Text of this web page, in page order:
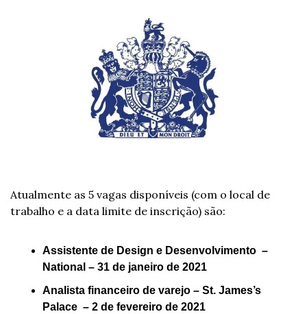
Atualmente as 5 vagas disponíveis (com o local de
trabalho e a data limite de inscrição) são:
Assistente de Design e Desenvolvimento  –
National – 31 de janeiro de 2021
Analista financeiro de varejo – St. James’s
Palace  – 2 de fevereiro de 2021